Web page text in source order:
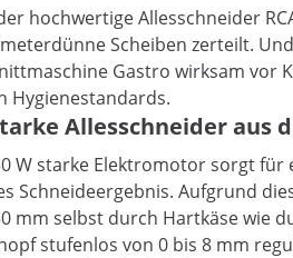
hochwertige Allesschneider
Scheiben zerteilt.
Gastro wirksam vor
Hygienestandards.
Allesschneider aus
W starke Elektromotor sorgt
Schneideergebnis. Aufgrund
mm selbst durch Hartkäse wie
stufenlos von 0 bis 8 mm